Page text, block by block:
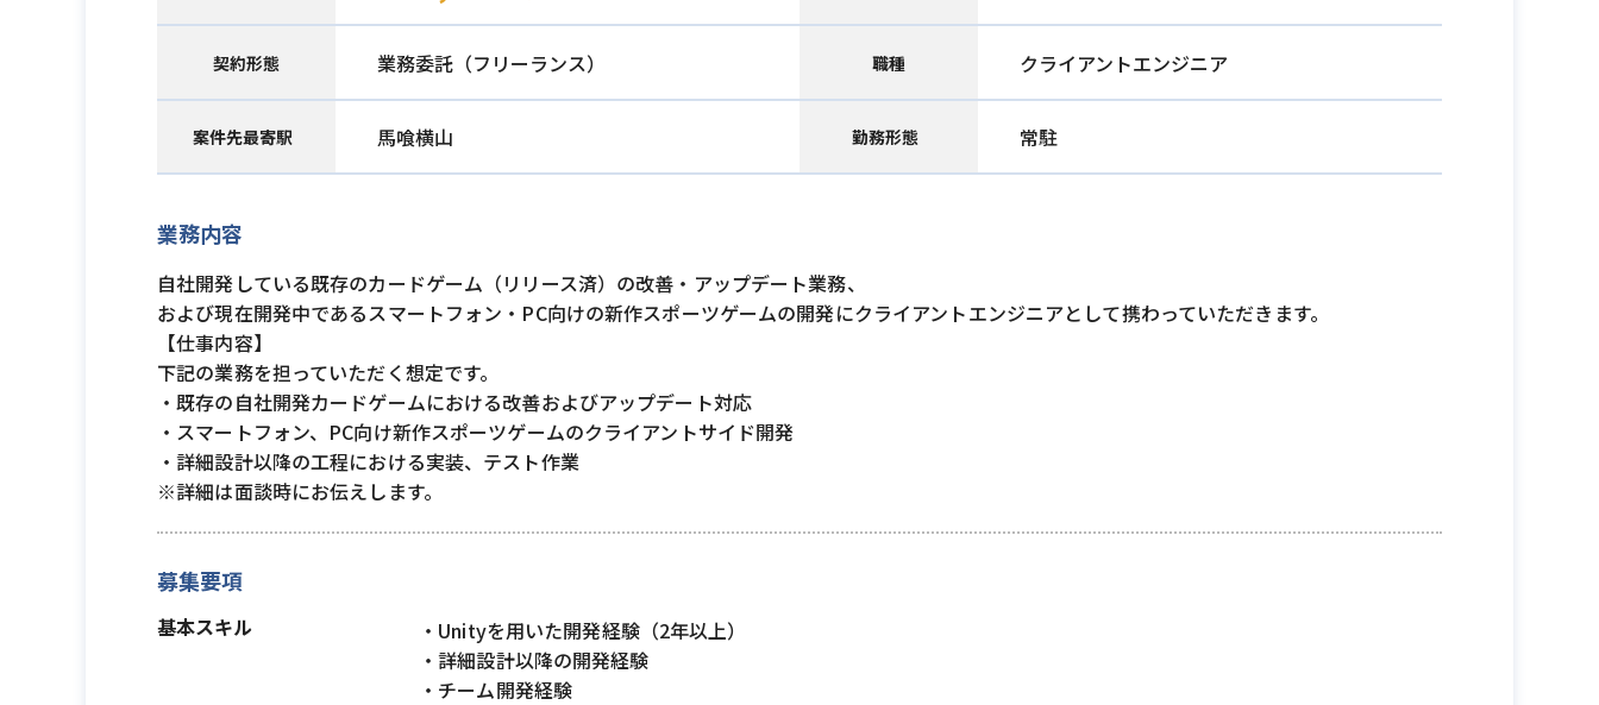
契約形態 業務委託（フリーランス） 職種 クライアントエンジニア
案件先最寄駅 馬喰横山 勤務形態 常駐
業務内容
自社開発している既存のカードゲーム（リリース済）の改善・アップデート業務、
および現在開発中であるスマートフォン・PC向けの新作スポーツゲームの開発にクライアントエンジニアとして携わっていただきます。
【仕事内容】
下記の業務を担っていただく想定です。
・既存の自社開発カードゲームにおける改善およびアップデート対応
・スマートフォン、PC向け新作スポーツゲームのクライアントサイド開発
・詳細設計以降の工程における実装、テスト作業
※詳細は面談時にお伝えします。
募集要項
基本スキル
・Unityを用いた開発経験（2年以上）
・詳細設計以降の開発経験
・チーム開発経験